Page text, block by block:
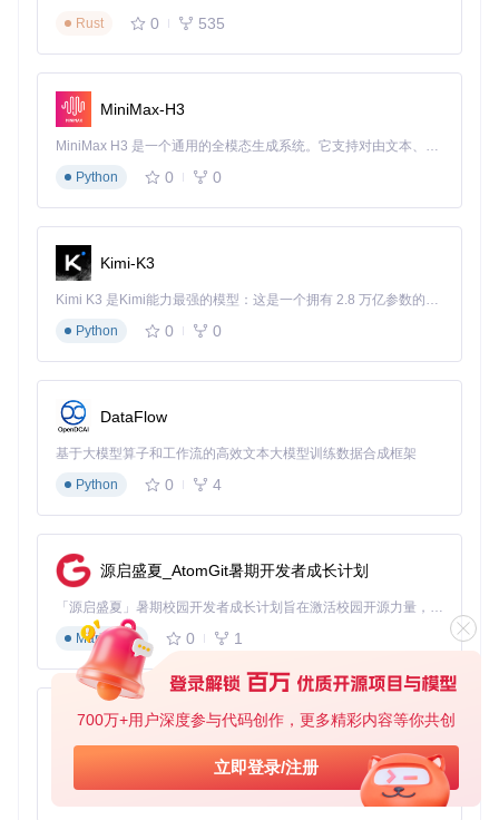
700万+用户深度参与代码创作，更多精彩内容等你共创
立即登录/注册
步骤2：解决黑屏问题：DirectDraw版本转换实操
定位[Compatibility]配置节，启用DirectDraw转换功
[Compatibility]
; 启用DirectDraw 7到Direct3D 9的转换
; 禁用原始DirectDraw硬件加速
保存文件后启动游戏，验证画面显示是否恢复正常
步骤3：突破分辨率限制：自定义显示参数配置
[Dd7to9]
[Dd7to9]
; 设置自定义分辨率为1920x1080
DdrawCustomWidth = 1920
DdrawCustomHeight
; 启用高宽比保持
; 禁用窗口边框
WindowModeBorder
= 0
ght = 1440
步骤4：修复音频异常：DirectSound参数优化
[dsound]
; 启用DirectSound包装
EnableDsoundWrapper
; 设置音频采样率为44.1kHz
PrimaryBufferSamples
; 启用音频缓冲优化
1
Rust
0 535
MiniMax-H3
MiniMax H3 是一个通用的全模态生成系统。它支持对由文本、图像、视频和音频组成的多模态上下文进行统一理解，并能生成分辨率高达 2K、时长可达 15 秒的带原生立体声音频的视频。得益于面向任务泛化的系统设计，H3 在预训练阶段就已具备广泛的多模态上下文理解与生成能力，能够出色地执行复杂的多模态指令。
Python
0 0
Kimi-K3
Kimi K3 是Kimi能力最强的模型：这是一个拥有 2.8 万亿参数的混合专家（MoE）模型，具备原生视觉理解能力，并支持 100 万 token 的上下文窗口。
Python
0 0
DataFlow
基于大模型算子和工作流的高效文本大模型训练数据合成框架
Python
0 4
源启盛夏_AtomGit暑期开发者成长计划
「源启盛夏」暑期校园开发者成长计划旨在激活校园开源力量，通过积分激励、认证扶持、资源倾斜等形式，引导高校组织和开发者完成「入驻 — 建项目 — 做贡献 — 获认证 — 得资源」的完整闭环。无论你是想带领社团入驻平台的组织者，还是希望用代码贡献证明自己的开发者，都能在这里找到属于你的成长路径。
Markdown
0 1
py-xiaozhi
基于Python的Xiaozhi AI，适用于想要完整Xiaozhi体验而无需拥有专用硬件的用户。
Python
0 1